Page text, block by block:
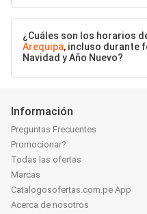
¿Cuáles son los horarios
Arequipa, incluso durante
Navidad y Año Nuevo?
Información
Preguntas Frecuentes
Promocionar?
Todas las ofertas
Marcas
Catalogosofertas.com.pe App
Acerca de nosotros